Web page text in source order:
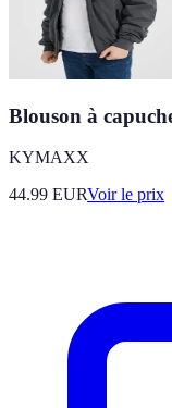
Blouson à
KYMAXX
44.99 EURVoir le prix